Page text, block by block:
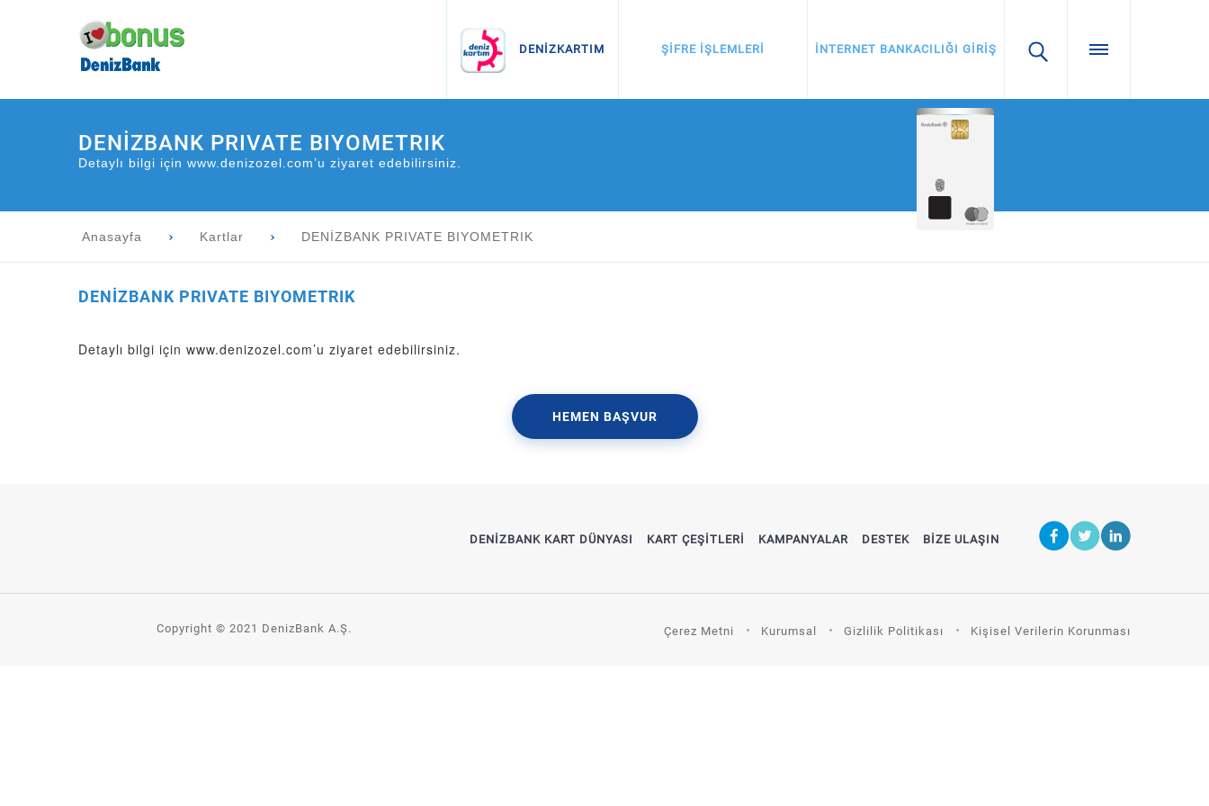
İNTERNET BANKACILIĞI GİRİŞ
ŞİFRE İŞLEMLERİ
DENİZKARTIM
Otomatik Ödemeler
DENİZBANK PRIVATE BIYOMETRIK
Detaylı bilgi için www.denizozel.com’u ziyaret edebilirsiniz.
Anasayfa Kartlar DENİZBANK PRIVATE BIYOMETRIK
DENİZBANK PRIVATE BIYOMETRIK
Detaylı bilgi için www.denizozel.com’u ziyaret edebilirsiniz.
HEMEN BAŞVUR
DENİZBANK KART DÜNYASI KART ÇEŞİTLERİ KAMPANYALAR DESTEK BİZE ULAŞIN
Copyright © 2021 DenizBank A.Ş. Çerez Metni Kurumsal Gizlilik Politikası Kişisel Verilerin Korunması